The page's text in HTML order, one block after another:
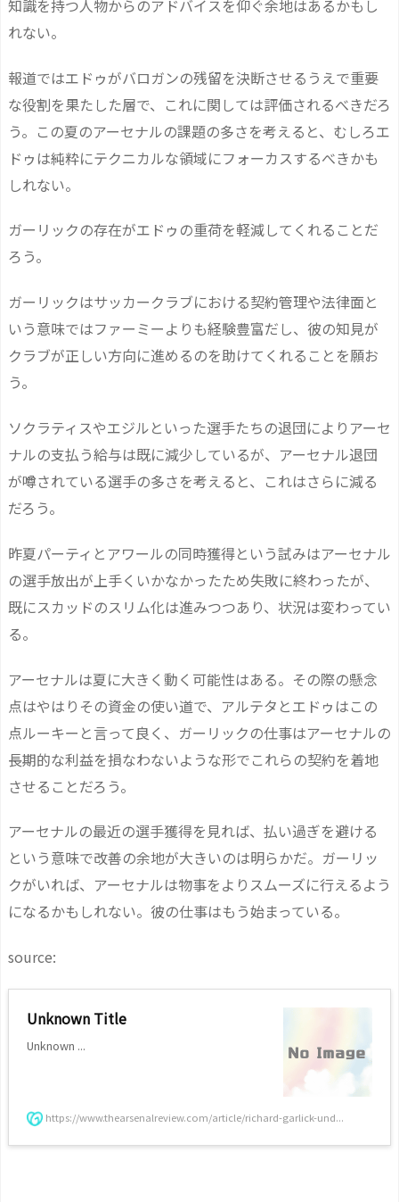
知識を持つ人物からのアドバイスを仰ぐ余地はあるかもし
れない。
報道ではエドゥがバロガンの残留を決断させるうえで重要
な役割を果たした層で、これに関しては評価されるべきだろ
う。この夏のアーセナルの課題の多さを考えると、むしろエ
ドゥは純粋にテクニカルな領域にフォーカスするべきかも
しれない。
ガーリックの存在がエドゥの重荷を軽減してくれることだ
ろう。
ガーリックはサッカークラブにおける契約管理や法律面と
いう意味ではファーミーよりも経験豊富だし、彼の知見が
クラブが正しい方向に進めるのを助けてくれることを願お
う。
ソクラティスやエジルといった選手たちの退団によりアーセ
ナルの支払う給与は既に減少しているが、アーセナル退団
が噂されている選手の多さを考えると、これはさらに減る
だろう。
昨夏パーティとアワールの同時獲得という試みはアーセナル
の選手放出が上手くいかなかったため失敗に終わったが、
既にスカッドのスリム化は進みつつあり、状況は変わってい
る。
アーセナルは夏に大きく動く可能性はある。その際の懸念
点はやはりその資金の使い道で、アルテタとエドゥはこの
点ルーキーと言って良く、ガーリックの仕事はアーセナルの
長期的な利益を損なわないような形でこれらの契約を着地
させることだろう。
アーセナルの最近の選手獲得を見れば、払い過ぎを避ける
という意味で改善の余地が大きいのは明らかだ。ガーリッ
クがいれば、アーセナルは物事をよりスムーズに行えるよう
になるかもしれない。彼の仕事はもう始まっている。
source:
Unknown Title
Unknown ...
https://www.thearsenalreview.com/article/richard-garlick-und...